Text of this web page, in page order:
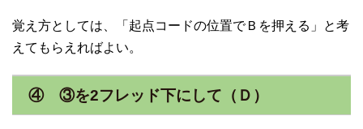
覚え方としては、「起点コードの位置でＢを押える」と考
えてもらえればよい。
④ ③を2フレッド下にして（Ｄ）